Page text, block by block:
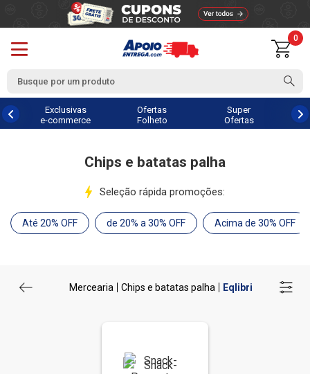
0
Exclusivas
e-commerce
Ofertas
Folheto
Super
Ofertas
Chips e batatas palha
Seleção rápida promoções:
Até 20% OFF de 20% a 30% OFF Acima de 30% OFF
Mercearia Chips e batatas palha Eqlibri